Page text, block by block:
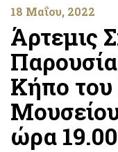
18 Μαΐου, 2022
Άρτεμις
Κήπο του
ώρα 19.00